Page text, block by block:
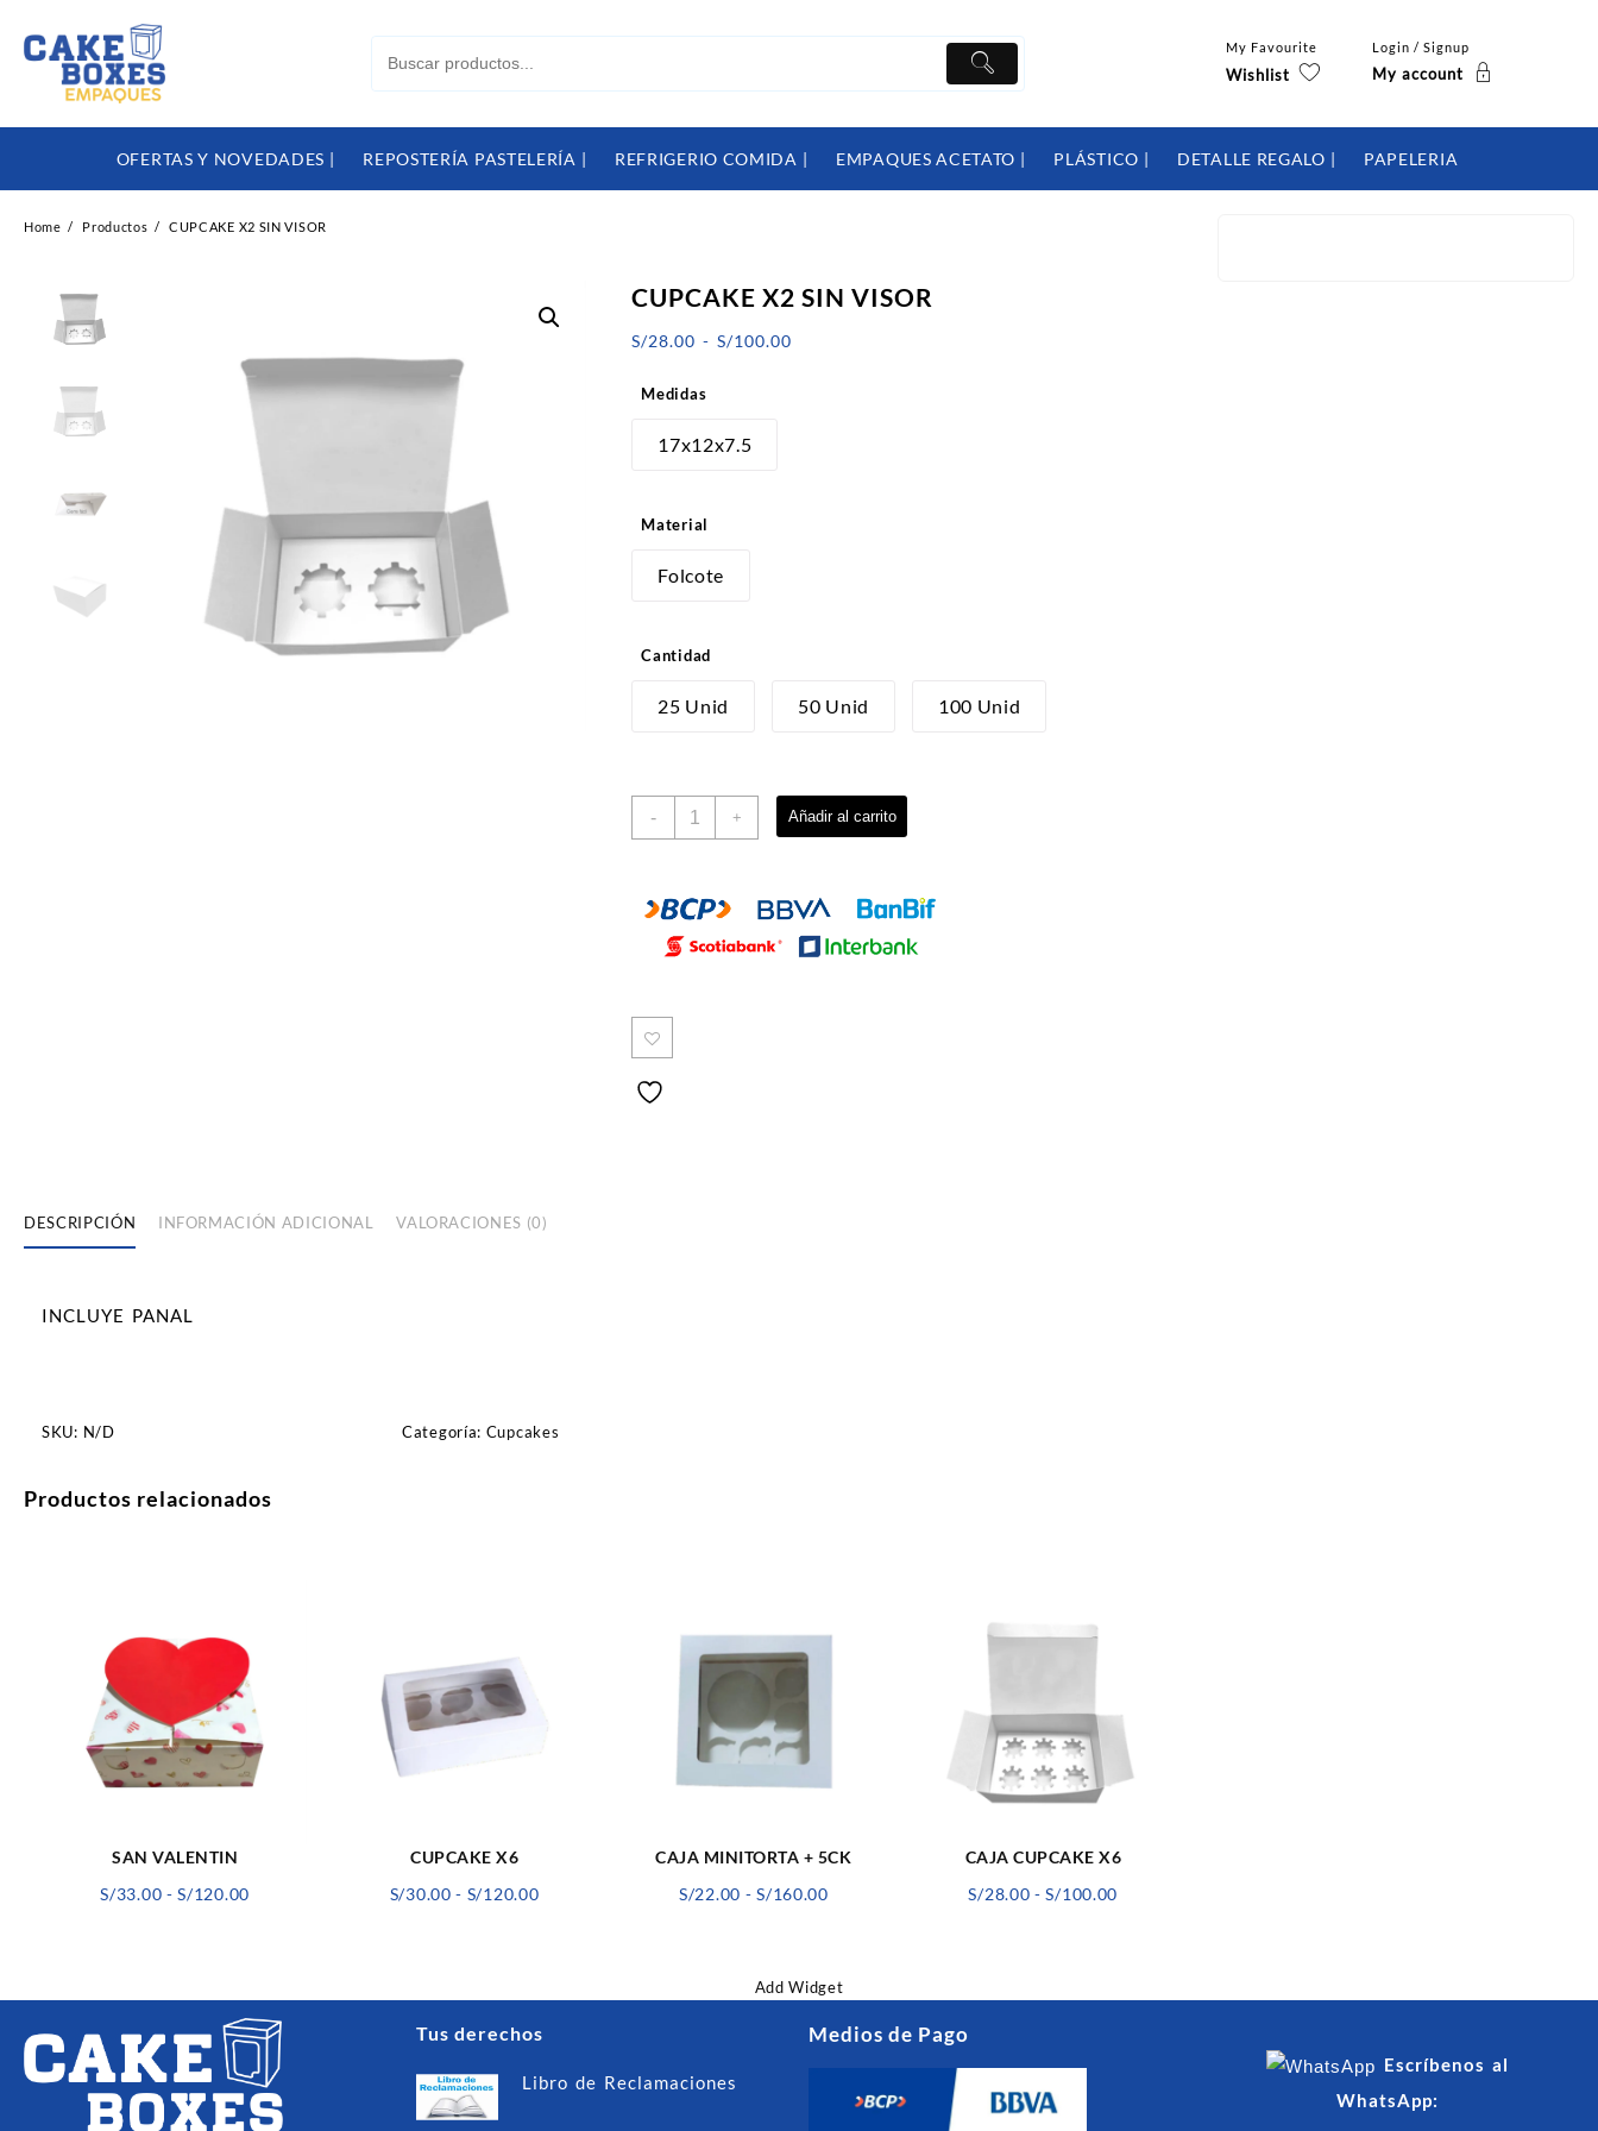
content
My Favourite
Wishlist
Login / Signup
My account
OFERTAS Y NOVEDADES | REPOSTERÍA PASTELERÍA | REFRIGERIO COMIDA | EMPAQUES ACETATO | PLÁSTICO | DETALLE REGALO | PAPELERIA
Home Productos CUPCAKE X2 SIN VISOR
CUPCAKE X2 SIN VISOR
S/28.00 - S/100.00
Medidas
17x12x7.5
Material
Folcote
Cantidad
25 Unid 50 Unid 100 Unid
-
CUPCAKE
cantidad
+ Añadir al carrito
DESCRIPCIÓN INFORMACIÓN ADICIONAL VALORACIONES (0)
INCLUYE PANAL
SKU: N/D Categoría: Cupcakes
Productos relacionados
SAN VALENTIN
S/33.00 - S/120.00Rango
hasta
S/120.00
CUPCAKE X6
S/30.00 - S/120.00Rango
S/120.00
CAJA MINITORTA + 5CK
S/22.00 - S/160.00Rango
S/22.00
S/160.00
CAJA CUPCAKE X6
S/28.00 - S/100.00
Add Widget
Tus derechos
Libro de Reclamaciones
Medios de Pago
Escríbenos al
WhatsApp: